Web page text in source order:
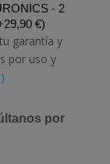
- 2
29,90€)
garantía y
por uso y
por